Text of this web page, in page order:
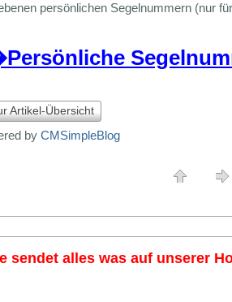
persönlichen Segelnummern (nur
Artikel-Übersicht
by CMSimpleBlog
sendet alles was auf unserer